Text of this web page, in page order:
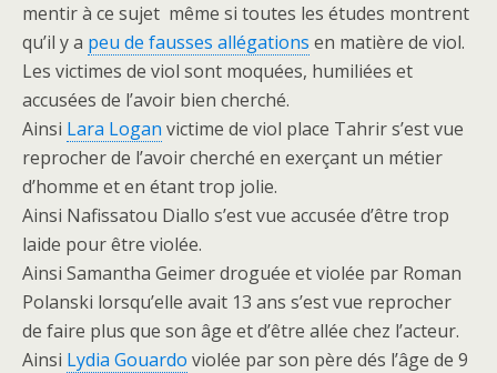
mentir à ce sujet même si toutes les études montrent
qu’il y a peu de fausses allégations en matière de viol.
Les victimes de viol sont moquées, humiliées et
accusées de l’avoir bien cherché.
Ainsi Lara Logan victime de viol place Tahrir s’est vue
reprocher de l’avoir cherché en exerçant un métier
d’homme et en étant trop jolie.
Ainsi Nafissatou Diallo s’est vue accusée d’être trop
laide pour être violée.
Ainsi Samantha Geimer droguée et violée par Roman
Polanski lorsqu’elle avait 13 ans s’est vue reprocher
de faire plus que son âge et d’être allée chez l’acteur.
Ainsi Lydia Gouardo violée par son père dés l’âge de 9